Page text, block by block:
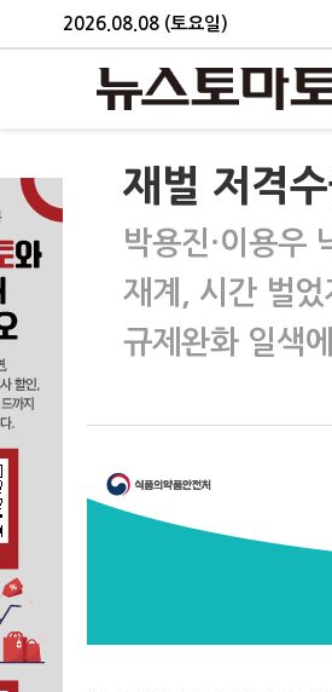
2026.08.08 (토요일)
재벌 저격
박용진·이용우
재계, 시간 벌
규제완화 일색